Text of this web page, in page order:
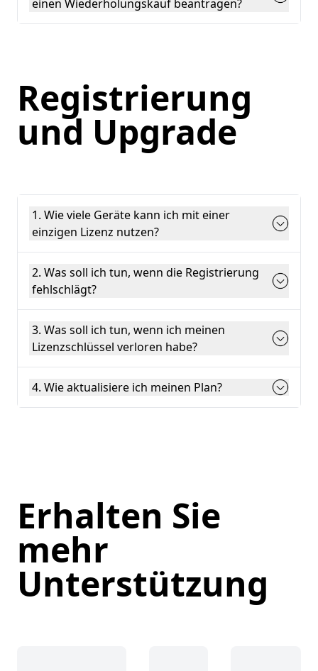
einen Wiederholungskauf beantragen?
Registrierung
und Upgrade
1. Wie viele Geräte kann ich mit einer
einzigen Lizenz nutzen?
2. Was soll ich tun, wenn die Registrierung
fehlschlägt?
3. Was soll ich tun, wenn ich meinen
Lizenzschlüssel verloren habe?
4. Wie aktualisiere ich meinen Plan?
Erhalten Sie
mehr
Unterstützung